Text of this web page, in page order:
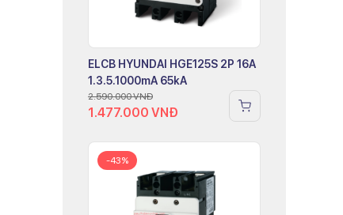
ELCB HYUNDAI HGE125S 2P 16A
1.3.5.1000mA 65kA
2.590.000VNĐ
1.477.000 VNĐ
-43%